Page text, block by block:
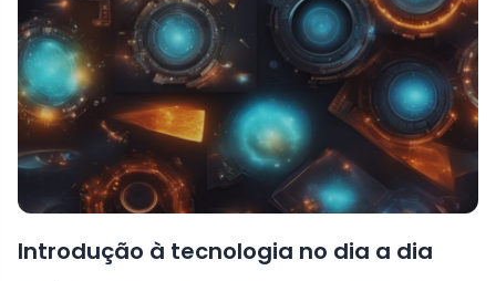
Introdução à tecnologia no dia a dia